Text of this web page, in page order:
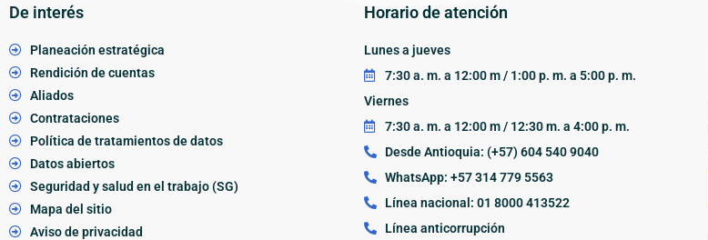
De interés
Planeación estratégica
Rendición de cuentas
Aliados
Contrataciones
Política de tratamientos de datos
Datos abiertos
Seguridad y salud en el trabajo (SG)
Mapa del sitio
Aviso de privacidad
Horario de atención
Lunes a jueves
7:30 a. m. a 12:00 m / 1:00 p. m. a 5:00 p. m.
Viernes
7:30 a. m. a 12:00 m / 12:30 m. a 4:00 p. m.
Desde Antioquia: (+57) 604 540 9040
WhatsApp: +57 314 779 5563
Línea nacional: 01 8000 413522
Línea anticorrupción